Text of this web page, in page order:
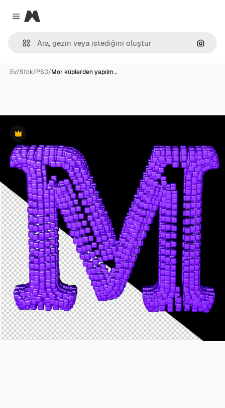
Close menu
Magnific
Ev/Stok/PSD/Mor küplerden yapılm…
Premium